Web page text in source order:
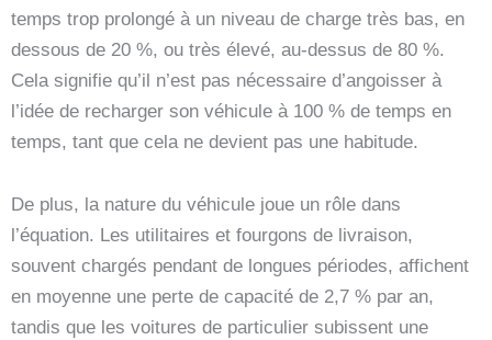
temps trop prolongé à un niveau de charge très bas, en
dessous de 20 %, ou très élevé, au-dessus de 80 %.
Cela signifie qu’il n’est pas nécessaire d’angoisser à
l’idée de recharger son véhicule à 100 % de temps en
temps, tant que cela ne devient pas une habitude.
De plus, la nature du véhicule joue un rôle dans
l’équation. Les utilitaires et fourgons de livraison,
souvent chargés pendant de longues périodes, affichent
en moyenne une perte de capacité de 2,7 % par an,
tandis que les voitures de particulier subissent une